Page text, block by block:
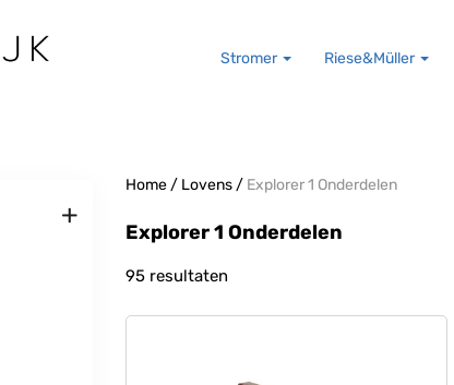
Stromer Riese&Müller
+
Home/ Lovens/ Explorer 1 Onderdelen
Explorer 1 Onderdelen
95 resultaten